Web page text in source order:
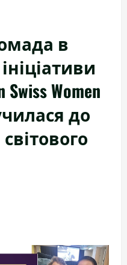
в
Swiss Women
до